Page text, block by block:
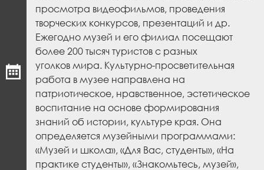
просмотра видеофильмов, проведения
творческих конкурсов, презентаций и др.
Ежегодно музей и его филиал посещают
более 200 тысяч туристов с разных
уголков мира. Культурно-просветительная
работа в музее направлена на
патриотическое, нравственное, эстетичес­кое
воспитание на основе формирования
знаний об истории, культуре края. Она
определяется музейными программами:
«Музей и школа», «Для Вас, студенты», «На
практике студенты», «Знакомьтесь, музей»,